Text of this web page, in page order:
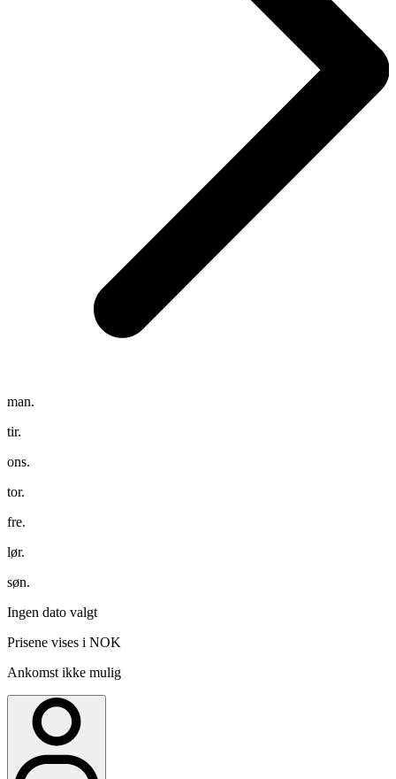
man.
tir.
ons.
tor.
fre.
lør.
søn.
Ingen dato valgt
Prisene vises i NOK
Ankomst ikke mulig